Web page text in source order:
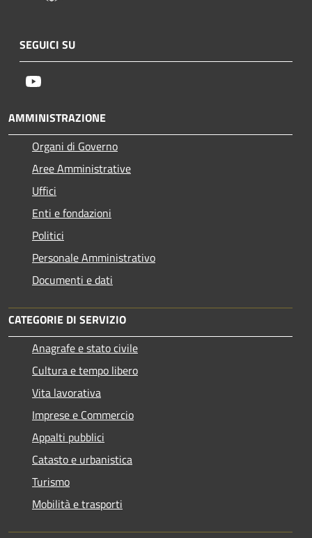
SEGUICI SU
AMMINISTRAZIONE
Organi di Governo
Aree Amministrative
Uffici
Enti e fondazioni
Politici
Personale Amministrativo
Documenti e dati
CATEGORIE DI SERVIZIO
Anagrafe e stato civile
Cultura e tempo libero
Vita lavorativa
Imprese e Commercio
Appalti pubblici
Catasto e urbanistica
Turismo
Mobilità e trasporti